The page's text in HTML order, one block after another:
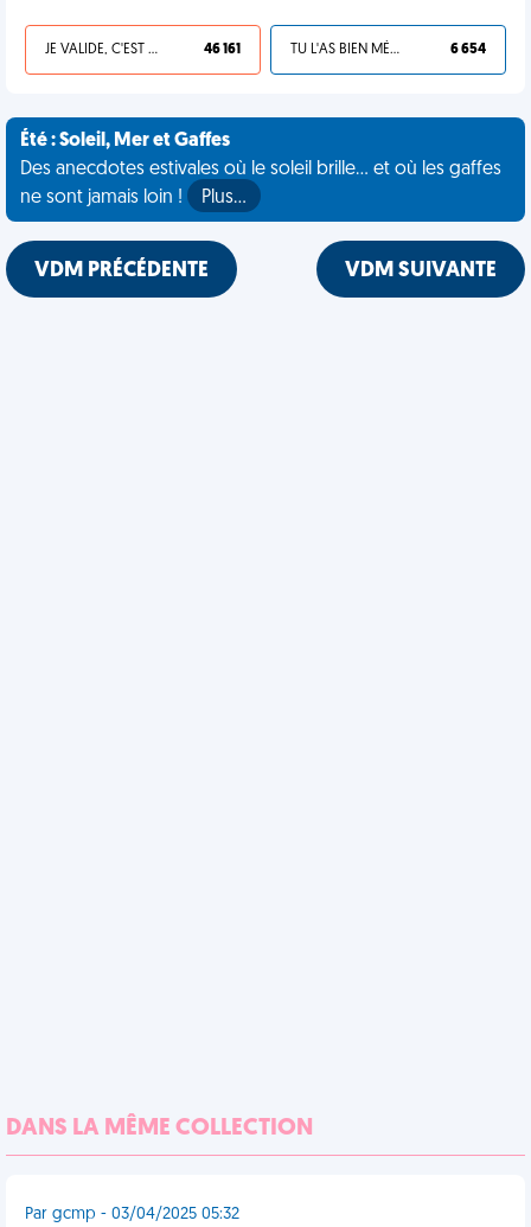
JE VALIDE, C'EST UNE VDM 46 161 TU L'AS BIEN MÉRITÉ 6 654
Été : Soleil, Mer et Gaffes
Des anecdotes estivales où le soleil brille... et où les gaffes
ne sont jamais loin !
Plus…
VDM PRÉCÉDENTE VDM SUIVANTE
DANS LA MÊME COLLECTION
Par gcmp - 03/04/2025 05:32